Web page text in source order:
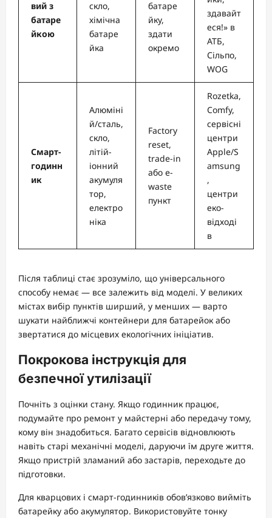
вий з
батаре
йкою
скло,
хімічна
батаре
йка
батаре
йку,
здати
окремо
здавайт
еся!» в
АТБ,
Сільпо,
WOG
Смарт-
годинн
ик
Алюміні
й/сталь,
скло,
літій-
іонний
акумуля
тор,
електро
ніка
Factory
reset,
trade-in
або e-
waste
пункт
Rozetka,
Comfy,
сервісні
центри
Apple/S
amsung
,
центри
еко-
відході
в
Після таблиці стає зрозуміло, що універсального
способу немає — все залежить від моделі. У великих
містах вибір пунктів ширший, у менших — варто
шукати найближчі контейнери для батарейок або
звертатися до місцевих екологічних ініціатив.
Покрокова інструкція для
безпечної утилізації
Почніть з оцінки стану. Якщо годинник працює,
подумайте про ремонт у майстерні або передачу тому,
кому він знадобиться. Багато сервісів відновлюють
навіть старі механічні моделі, даруючи їм друге життя.
Якщо пристрій зламаний або застарів, переходьте до
підготовки.
Для кварцових і смарт-годинників обов’язково вийміть
батарейку або акумулятор. Використовуйте тонку